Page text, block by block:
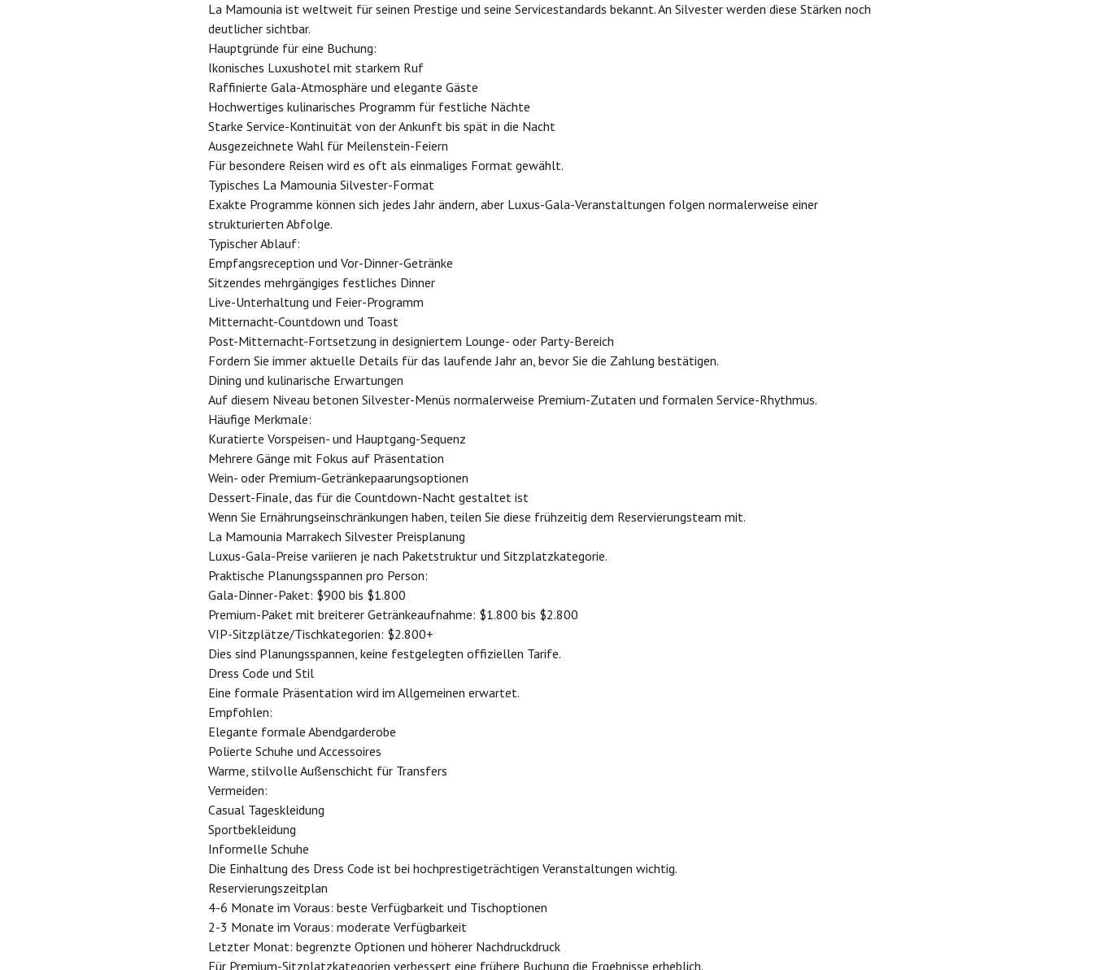
La Mamounia ist weltweit für seinen Prestige und seine Servicestandards bekannt. An Silvester werden diese Stärken noch
deutlicher sichtbar.
Hauptgründe für eine Buchung:
Ikonisches Luxushotel mit starkem Ruf
Raffinierte Gala-Atmosphäre und elegante Gäste
Hochwertiges kulinarisches Programm für festliche Nächte
Starke Service-Kontinuität von der Ankunft bis spät in die Nacht
Ausgezeichnete Wahl für Meilenstein-Feiern
Für besondere Reisen wird es oft als einmaliges Format gewählt.
Typisches La Mamounia Silvester-Format
Exakte Programme können sich jedes Jahr ändern, aber Luxus-Gala-Veranstaltungen folgen normalerweise einer
strukturierten Abfolge.
Typischer Ablauf:
Empfangsreception und Vor-Dinner-Getränke
Sitzendes mehrgängiges festliches Dinner
Live-Unterhaltung und Feier-Programm
Mitternacht-Countdown und Toast
Post-Mitternacht-Fortsetzung in designiertem Lounge- oder Party-Bereich
Fordern Sie immer aktuelle Details für das laufende Jahr an, bevor Sie die Zahlung bestätigen.
Dining und kulinarische Erwartungen
Auf diesem Niveau betonen Silvester-Menüs normalerweise Premium-Zutaten und formalen Service-Rhythmus.
Häufige Merkmale:
Kuratierte Vorspeisen- und Hauptgang-Sequenz
Mehrere Gänge mit Fokus auf Präsentation
Wein- oder Premium-Getränkepaarungsoptionen
Dessert-Finale, das für die Countdown-Nacht gestaltet ist
Wenn Sie Ernährungseinschränkungen haben, teilen Sie diese frühzeitig dem Reservierungsteam mit.
La Mamounia Marrakech Silvester Preisplanung
Luxus-Gala-Preise variieren je nach Paketstruktur und Sitzplatzkategorie.
Praktische Planungsspannen pro Person:
Gala-Dinner-Paket: $900 bis $1.800
Premium-Paket mit breiterer Getränkeaufnahme: $1.800 bis $2.800
VIP-Sitzplätze/Tischkategorien: $2.800+
Dies sind Planungsspannen, keine festgelegten offiziellen Tarife.
Dress Code und Stil
Eine formale Präsentation wird im Allgemeinen erwartet.
Empfohlen:
Elegante formale Abendgarderobe
Polierte Schuhe und Accessoires
Warme, stilvolle Außenschicht für Transfers
Vermeiden:
Casual Tageskleidung
Sportbekleidung
Informelle Schuhe
Die Einhaltung des Dress Code ist bei hochprestigeträchtigen Veranstaltungen wichtig.
Reservierungszeitplan
4-6 Monate im Voraus: beste Verfügbarkeit und Tischoptionen
2-3 Monate im Voraus: moderate Verfügbarkeit
Letzter Monat: begrenzte Optionen und höherer Nachdruckdruck
Für Premium-Sitzplatzkategorien verbessert eine frühere Buchung die Ergebnisse erheblich.